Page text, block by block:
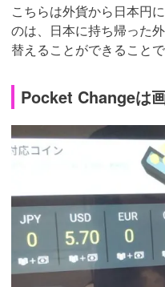
こちらは外貨から日本円
のは、日本に持ち帰った
替えることができることで
Pocket Changeは